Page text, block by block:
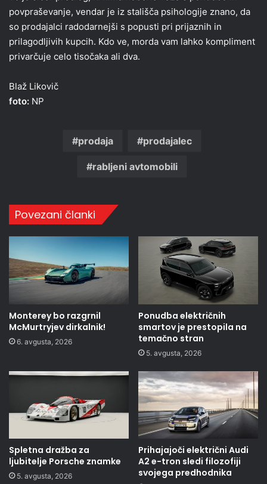
povpraševanje, vendar je iz stališča psihologije znano, da
so prodajalci radodarnejši s popusti pri prijaznih in
prilagodljivih kupcih. Kdo ve, morda vam lahko kompliment
privarčuje celo tisočaka ali dva.
Blaž Likovič
foto: NP
prodaja prodajalec
rabljeni avtomobili
Povezani članki
Monterey bo razgrnil
McMurtryjev dirkalnik!
6. avgusta, 2026
Ponudba električnih
smartov je prestopila na
temačno stran
5. avgusta, 2026
Spletna dražba za
ljubitelje Porsche znamke
5. avgusta, 2026
Prihajajoči električni Audi
A2 e-tron sledi filozofiji
svojega predhodnika